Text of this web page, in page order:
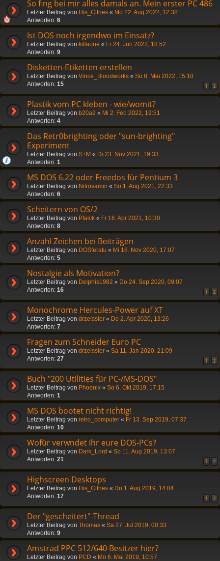
So fing bei mir alles damals an. Mein erster PC 486
Letzter Beitrag von His_Cifnes « Mo 22. Aug 2022, 12:38
Antworten: 6
Ist DOS noch irgendwo im Einsatz?
Letzter Beitrag von killaone « Fr 24. Jun 2022, 18:52
Antworten: 9
Disketten-Etiketten erstellen
Letzter Beitrag von Vince_Bloodworks « So 8. Mai 2022, 15:10
Antworten: 15 1 2
Plastik vom PC kleben - wie/womit?
Letzter Beitrag von b20a9 « Mi 2. Feb 2022, 19:51
Antworten: 4
Das Retr0brighting oder "sun-brighting"
Experiment
Letzter Beitrag von S+M « Di 23. Nov 2021, 19:33
Antworten: 1
MS DOS 6.22 oder Freedos für Pentium 3
Letzter Beitrag von Nitrosamin « So 1. Aug 2021, 22:33
Antworten: 6
Scheitern von OS/2
Letzter Beitrag von Pfalck « Fr 16. Apr 2021, 10:30
Antworten: 8
Anzahl Zeichen bei Beiträgen
Letzter Beitrag von DOSferatu « Mi 18. Nov 2020, 17:07
Antworten: 5
Nostalgie als Motivation?
Letzter Beitrag von Delphis1982 « Do 24. Sep 2020, 09:07
Antworten: 16 1 2
Monochrome Hercules-Power auf XT
Letzter Beitrag von drzeissler « Do 2. Apr 2020, 13:26
Antworten: 7
Fragen zum Schneider Euro PC
Letzter Beitrag von drzeissler « Sa 11. Jan 2020, 21:09
Antworten: 27 1 2
Buch "200 Utilities für PC-/MS-DOS"
Letzter Beitrag von Phoenix « So 6. Okt 2019, 17:15
Antworten: 1
MS DOS bootet nicht richtig!
Letzter Beitrag von retro_computer « Fr 13. Sep 2019, 07:37
Antworten: 10
Wofür verwndet ihr eure DOS-PCs?
Letzter Beitrag von Dark_Lord « So 11. Aug 2019, 13:07
Antworten: 21 1 2
Highscreen Desktops
Letzter Beitrag von His_Cifnes « Do 1. Aug 2019, 14:04
Antworten: 17 1 2
Der "gescheitert"-Thread
Letzter Beitrag von Thomas « Sa 27. Jul 2019, 00:33
Antworten: 9
Amstrad PPC 512/640 Besitzer hier?
Letzter Beitrag von PCD « Mo 6. Mai 2019, 10:57